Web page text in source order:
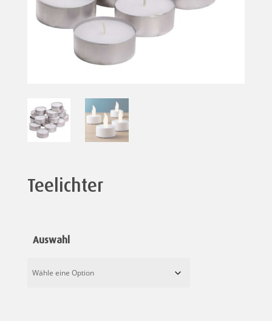
Teelichter
Auswahl